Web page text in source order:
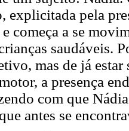
explicitada pela
começa a se
saudáveis.
mas de já
a presença
com que
antes se